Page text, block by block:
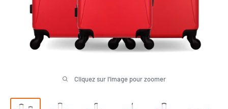
Cliquez sur l'image pour zoomer